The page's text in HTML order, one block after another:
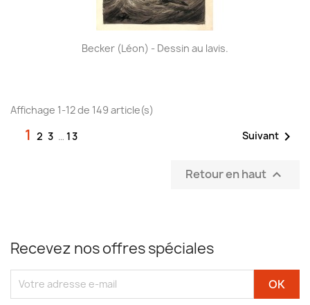
Becker (Léon) - Dessin au lavis.
Affichage 1-12 de 149 article(s)
1 2 3 … 13 Suivant 
Retour en haut 
Recevez nos offres spéciales